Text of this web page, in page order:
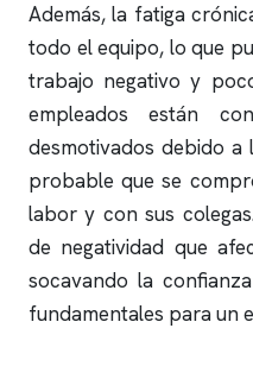
Además, la fatiga
todo el equipo, lo que
trabajo negativo y
empleados están
desmotivados debido a
probable que se
labor y con sus
de negatividad que
socavando la
fundamentales para un